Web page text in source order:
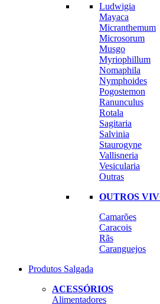
Ludwigia
Mayaca
Micranthemum
Microsorum
Musgo
Myriophillum
Nomaphila
Nymphoides
Pogostemon
Ranunculus
Rotala
Sagitaria
Salvinia
Staurogyne
Vallisneria
Vesicularia
Outras
OUTROS
Camarões
Caracois
Rãs
Caranguejos
Produtos Salgada
ACESSÓRIOS
Alimentadores